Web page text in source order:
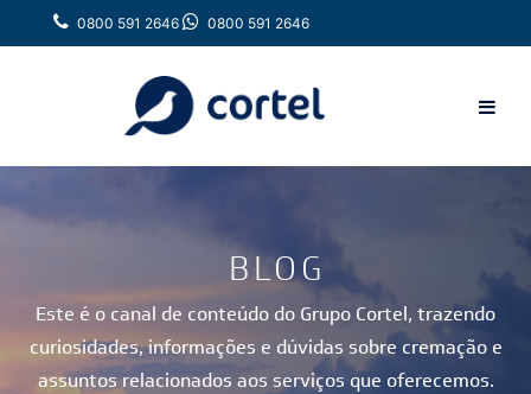
0800 591 2646 0800 591 2646
BLOG
Este é o canal de conteúdo do Grupo Cortel, trazendo
curiosidades, informações e dúvidas sobre cremação e
assuntos relacionados aos serviços que oferecemos.